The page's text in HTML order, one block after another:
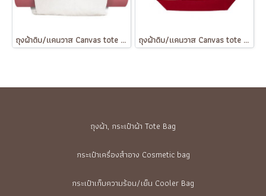
ถุงผ้าดิบ/แคนวาส Canvas tote bag ถุงผ้าดิบ/แคนวาส Canvas tote bag
ถุงผ้า, กระเป๋าผ้า Tote Bag
กระเป๋าเครื่องสำอาง Cosmetic bag
กระเป๋าเก็บความร้อน/เย็น Cooler Bag